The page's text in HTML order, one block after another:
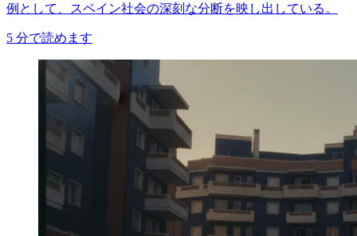
例として、スペイン社会の深刻な分断を映し出している。
5 分で読めます